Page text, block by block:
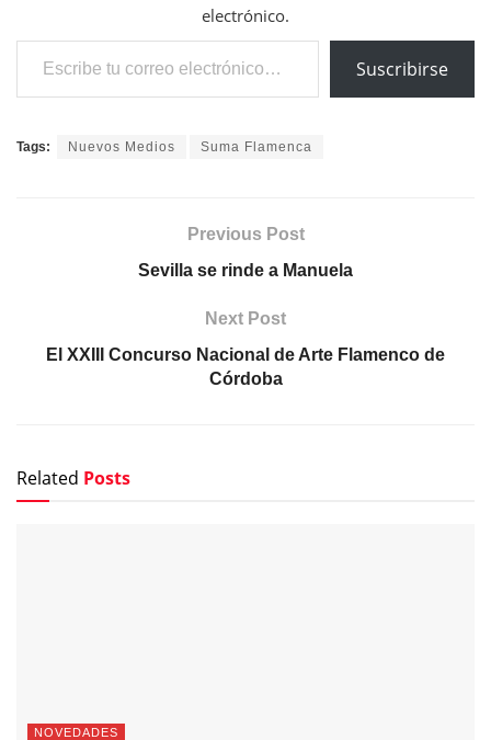
electrónico.
Escribe tu correo electrónico…
Suscribirse
Tags: Nuevos Medios Suma Flamenca
Previous Post
Sevilla se rinde a Manuela
Next Post
El XXIII Concurso Nacional de Arte Flamenco de
Córdoba
Related Posts
NOVEDADES